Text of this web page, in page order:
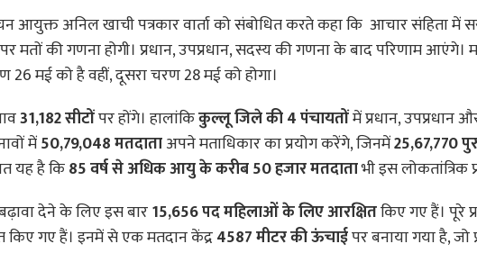
आयुक्त अनिल खाची पत्रकार वार्ता को संबोधित करते कहा कि आचार संहिता में
मतों की गणना होगी। प्रधान, उपप्रधान, सदस्य की गणना के बाद परिणाम आएंगे।
26 मई को है वहीं, दूसरा चरण 28 मई को होगा।
31,182 सीटोंपर होंगे। हालांकिकुल्लू जिले की 4 पंचायतोंमें प्रधान, उपप्रधान
में50,79,048 मतदाताअपने मताधिकार का प्रयोग करेंगे, जिनमें25,67,770
यह है कि85 वर्ष से अधिक आयु के करीब 50 हजार मतदाताभी इस लोकतांत्रिक
देने के लिए इस बार15,656 पद महिलाओं के लिए आरक्षितकिए गए हैं। पूरे
किए गए हैं। इनमें से एक मतदान केंद्र4587 मीटर की ऊंचाईपर बनाया गया है,